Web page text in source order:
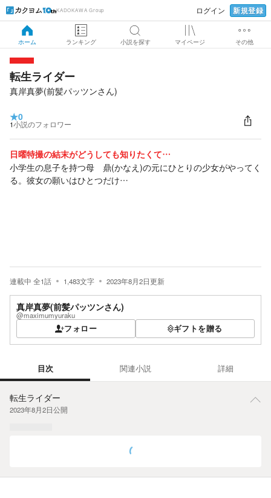
KADOKAWA Group ログイン 新規登録
ホーム ランキング 小説を探す マイページ その他
転生ライダー
真岸真夢(前髪パッツンさん)
★0
1小説のフォロワー
日曜特撮の結末がどうしても知りたくて…
小学生の息子を持つ母 鼎(かなえ)の元にひとりの少女がやってく
る。彼女の願いはひとつだけ…
連載中 全1話 1,483文字 2023年8月2日更新
真岸真夢(前髪パッツンさん)
@maximumyuraku
フォロー ギフトを贈る
目次 関連小説 詳細
転生ライダー
2023年8月2日公開